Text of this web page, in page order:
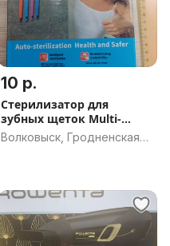
10 р.
Стерилизатор для
зубных щеток Multi-
function Tooth
Волковыск, Гродненская